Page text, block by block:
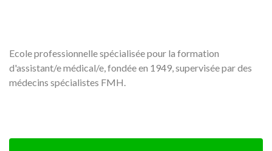
Ecole professionnelle spécialisée pour la formation
d'assistant/e médical/e, fondée en 1949, supervisée par des
médecins spécialistes FMH.